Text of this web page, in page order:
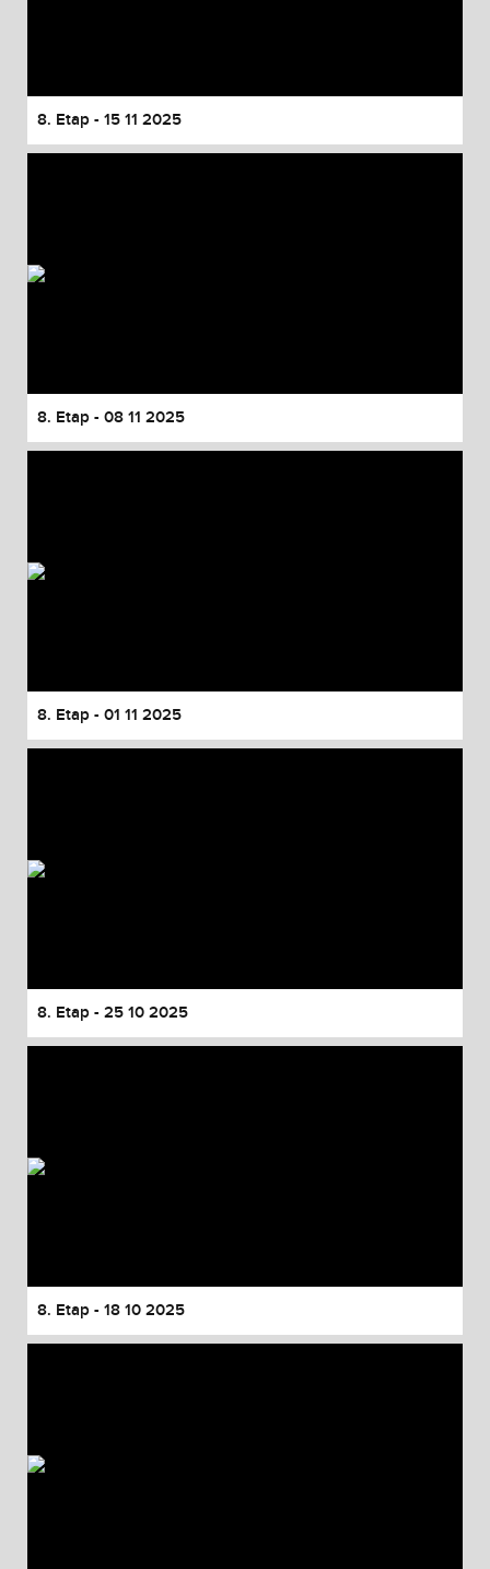
8. Etap - 15 11 2025
8. Etap - 08 11 2025
8. Etap - 01 11 2025
8. Etap - 25 10 2025
8. Etap - 18 10 2025